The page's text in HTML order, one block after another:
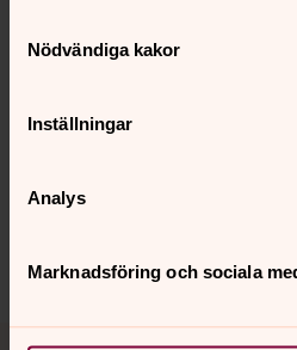
Nödvändiga kakor
Inställningar
Analys
Marknadsföring och sociala
innehåll?
Dela
Tillbaka till toppen
Tillbaka till innehållet